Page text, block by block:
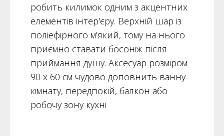
робить килимок одним з акцентних
елементів інтер'єру. Верхній шар із
поліефірного м'який, тому на нього
приємно ставати босоніж після
приймання душу. Аксесуар розміром
90 х 60 см чудово доповнить ванну
кімнату, передпокій, балкон або
робочу зону кухні